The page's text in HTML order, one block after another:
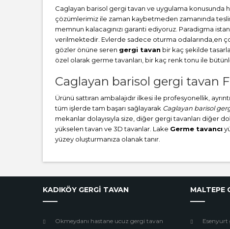
Caglayan barisol gergi tavan ve uygulama konusunda
çözümlerimiz ile zaman kaybetmeden zamanında
memnun kalacagınızı garanti ediyoruz. Paradigma
verilmektedir. Evlerde sadece oturma odalarında,en
gözler önüne seren gergi tavan bir kaç şekilde
özel olarak germe tavanları, bir kaç renk tonu ile
Caglayan barisol gergi tavan
Ürünü sattıran ambalajıdır ilkesi ile profesyonellik,
tüm işlerde tam başarı sağlayarak Caglayan barisol
mekanlar dolayısıyla size, diğer gergi tavanları diğer
yükselen tavan ve 3D tavanlar. Lake Germe tavancı
yüzey oluşturmanıza olanak tanır.
KADIKÖY GERGİ TAVAN
Okmeydanı hastane ucuz gergi tavan
MALTEPE
Esenyurt